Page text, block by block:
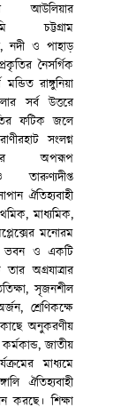
আউলিয়ার
চট্টগ্রাম
নদী ও পাহাড়
নৈসর্গিক
মন্ডিত রাঙ্গুনিয়া
সর্ব উত্তরে
ফটিক জলে
সংলগ্ন
অপরূপ
তারুণ্যদীপ্ত
ঐতিহ্যবাহী
মাধ্যমিক,
মনোরম
ভবন ও একটি
অগ্রযাত্রার
সৃজনশীল
শ্রেণিকক্ষে
অনুকরণীয়
কর্মকান্ড, জাতীয়
মাধ্যমে
ঐতিহ্যবাহী
করছে। শিক্ষা